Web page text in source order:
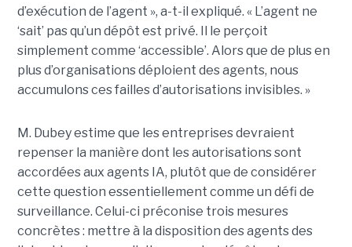
d’exécution de l’agent », a-t-il expliqué. « L’agent ne
‘sait’ pas qu’un dépôt est privé. Il le perçoit
simplement comme ‘accessible’. Alors que de plus en
plus d’organisations déploient des agents, nous
accumulons ces failles d’autorisations invisibles. »
M. Dubey estime que les entreprises devraient
repenser la manière dont les autorisations sont
accordées aux agents IA, plutôt que de considérer
cette question essentiellement comme un défi de
surveillance. Celui-ci préconise trois mesures
concrètes : mettre à la disposition des agents des